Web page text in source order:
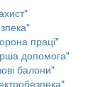
праці"
допомога"
балони"